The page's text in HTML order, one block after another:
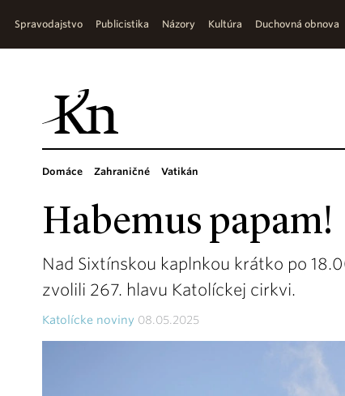
Spravodajstvo Publicistika Názory Kultúra Duchovná obnova
Domáce Zahraničné Vatikán
Habemus papam!
Nad Sixtínskou kaplnkou krátko po
zvolili 267. hlavu Katolíckej cirkvi.
Katolícke noviny 08.05.2025